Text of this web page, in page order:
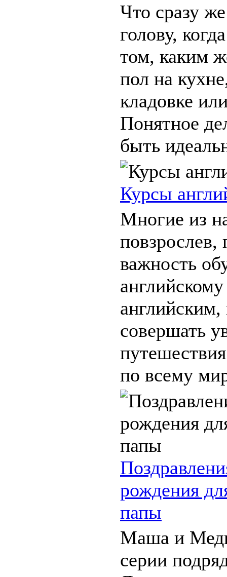
Что сразу
голову,
том, каким
пол на
кладовке
Понятное
быть
Курсы
Многие из
важность
совершать
по всему
рождения
папы
Маша и
серии